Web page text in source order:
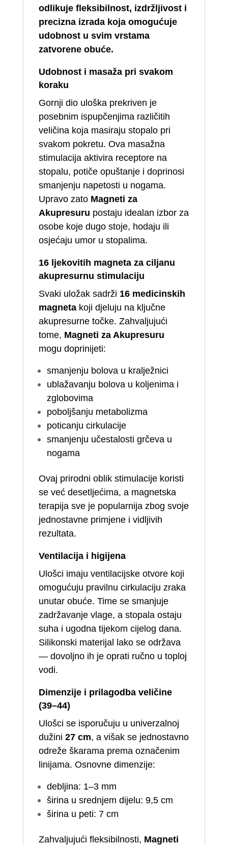
odlikuje fleksibilnost, izdržljivost i
precizna izrada koja omogućuje
udobnost u svim vrstama
zatvorene obuće.
Udobnost i masaža pri svakom
koraku
Gornji dio uloška prekriven je
posebnim ispupčenjima različitih
veličina koja masiraju stopalo pri
svakom pokretu. Ova masažna
stimulacija aktivira receptore na
stopalu, potiče opuštanje i doprinosi
smanjenju napetosti u nogama.
Upravo zato Magneti za
Akupresuru postaju idealan izbor za
osobe koje dugo stoje, hodaju ili
osjećaju umor u stopalima.
16 ljekovitih magneta za ciljanu
akupresurnu stimulaciju
Svaki uložak sadrži 16 medicinskih
magnetakoji djeluju na ključne
akupresurne točke. Zahvaljujući
tome, Magneti za Akupresuru
mogu doprinijeti:
smanjenju bolova u kralježnici
ublažavanju bolova u koljenima i
zglobovima
poboljšanju metabolizma
poticanju cirkulacije
smanjenju učestalosti grčeva u
nogama
Ovaj prirodni oblik stimulacije koristi
se već desetljećima, a magnetska
terapija sve je popularnija zbog svoje
jednostavne primjene i vidljivih
rezultata.
Ventilacija i higijena
Ulošci imaju ventilacijske otvore koji
omogućuju pravilnu cirkulaciju zraka
unutar obuće. Time se smanjuje
zadržavanje vlage, a stopala ostaju
suha i ugodna tijekom cijelog dana.
Silikonski materijal lako se održava
— dovoljno ih je oprati ručno u toploj
vodi.
Dimenzije i prilagodba veličine
(39–44)
Ulošci se isporučuju u univerzalnoj
dužini 27 cm, a višak se jednostavno
odreže škarama prema označenim
linijama. Osnovne dimenzije:
debljina: 1–3 mm
širina u srednjem dijelu: 9,5 cm
širina u peti: 7 cm
Zahvaljujući fleksibilnosti, Magneti